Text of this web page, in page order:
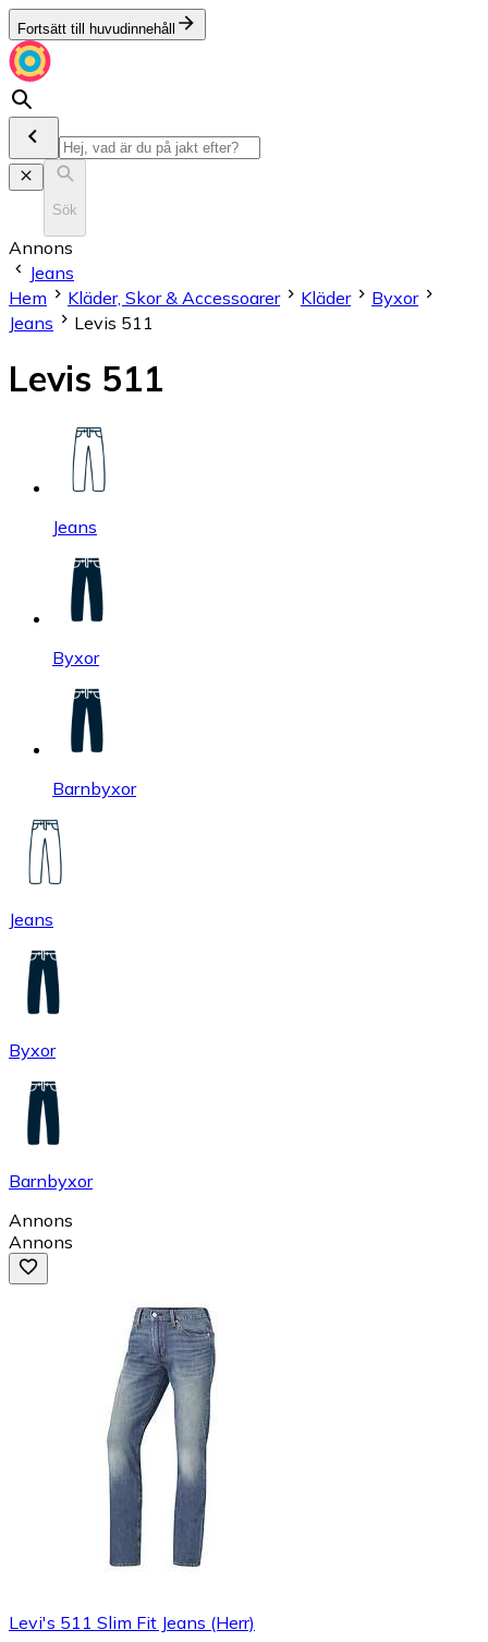
Fortsätt till huvudinnehåll
Sök
Annons
Jeans
Hem
Kläder, Skor & Accessoarer Kläder
Byxor
Jeans
Levis 511
Levis 511
Jeans
Byxor
Barnbyxor
Jeans
Byxor
Barnbyxor
Annons
Annons
Levi's 511 Slim Fit Jeans (Herr)